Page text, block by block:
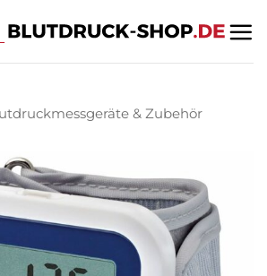
& Zubehör